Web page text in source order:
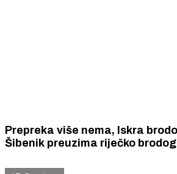
Prepreka više nema, Iskra
Šibenik preuzima riječko